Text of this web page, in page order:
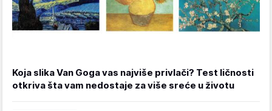
Koja slika Van Goga vas najviše privlači? Test ličnosti
otkriva šta vam nedostaje za više sreće u životu